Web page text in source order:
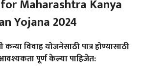
Maharashtra Kanya
Yojana 2024
कन्या विवाह योजनेसाठी पात्र होण्यासाठी
पूर्ण केल्या पाहिजेत: